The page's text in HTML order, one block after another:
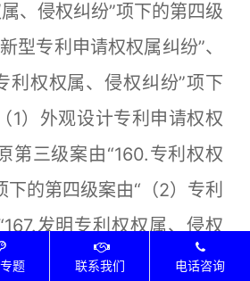
、侵权纠纷”项下的第四级
型专利申请权权属纠纷”、
利权权属、侵权纠纷”项下
1）外观设计专利申请权权
第三级案由“160.专利权权
下的第四级案由“（2）专利
发明专利权权属、侵权
级案由“（2）发明专利权权
题 联系我们 电话咨询